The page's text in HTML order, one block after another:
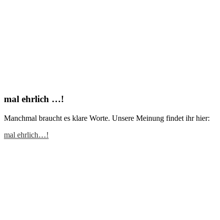
mal ehrlich …!
Manchmal braucht es klare Worte. Unsere Meinung findet ihr hier:
mal ehrlich…!